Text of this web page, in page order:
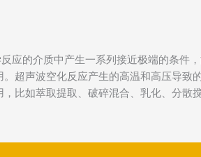
应的介质中产生一系列接近极端的条件
超声波空化反应产生的高温和高压导
比如萃取提取、破碎混合、乳化、分散